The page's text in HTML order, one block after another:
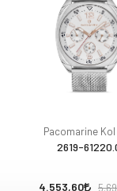
Pacomarine Kol
2619-
4.553,60